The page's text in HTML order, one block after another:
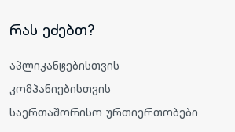
რას ეძებთ?
აპლიკანტებისთვის
კომპანიებისთვის
საერთაშორისო ურთიერთობები